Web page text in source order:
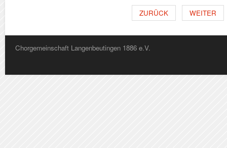
ZURÜCK WEITER
Chorgemeinschaft Langenbeutingen 1886 e.V.